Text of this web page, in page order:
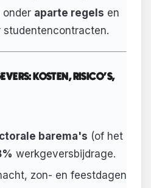
onder aparte regels en
studentencontracten.
KOSTEN, RISICO'S,
barema's (of het
werkgeversbijdrage.
zon- en feestdagen